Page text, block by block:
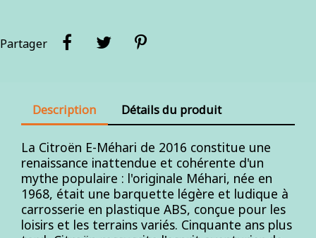
Partager
Description Détails du produit
La Citroën E-Méhari de 2016 constitue une
renaissance inattendue et cohérente d'un
mythe populaire : l'originale Méhari, née en
1968, était une barquette légère et ludique à
carrosserie en plastique ABS, conçue pour les
loisirs et les terrains variés. Cinquante ans plus